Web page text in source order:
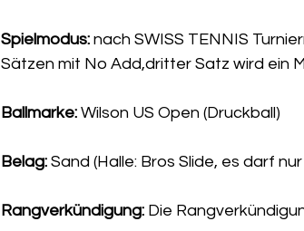
Spielmodus: nach SWISS TENNIS
Sätzen mit No Add,dritter Satz wird ein
Ballmarke: Wilson US Open (Druckball)
Belag: Sand (Halle: Bros Slide, es darf
Rangverkündigung: Die